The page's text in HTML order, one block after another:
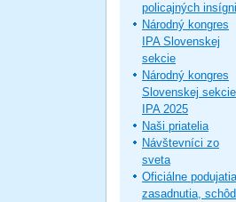
policajných
Národný kongres
IPA Slovenskej
sekcie
Národný kongres
Slovenskej sekcie
IPA 2025
Naši priatelia
Návštevníci zo
sveta
Oficiálne
zasadnutia,